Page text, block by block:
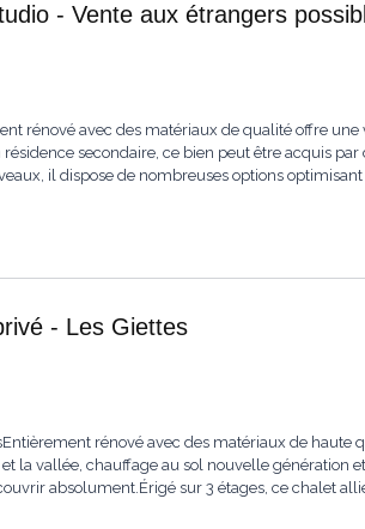
- Vente aux étrangers
rénové avec des matériaux de qualité offre
secondaire, ce bien peut être acquis par
il dispose de nombreuses options
- Les Giettes
rénové avec des matériaux de haute
la vallée, chauffage au sol nouvelle génération
absolument.Érigé sur 3 étages, ce chalet